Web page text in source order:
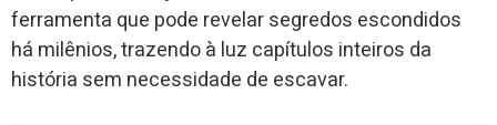
ferramenta que pode revelar segredos escondidos
há milênios, trazendo à luz capítulos inteiros da
história sem necessidade de escavar.